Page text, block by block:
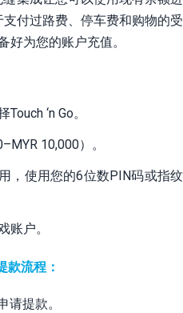
付过路费、停车费和购物的受
为您的账户充值。
‘n Go。
10,000）。
，使用您的6位数PIN码或指纹
账户。
款流程：
请提款。